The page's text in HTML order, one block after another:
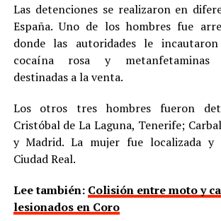
Las detenciones se realizaron en
España. Uno de los hombres fue
donde las autoridades le
cocaína rosa y metanfetaminas
destinadas a la venta.
Los otros tres hombres fueron
Cristóbal de La Laguna, Tenerife;
y Madrid. La mujer fue localizada y
Ciudad Real.
Lee también: Colisión entre moto y
lesionados en Coro